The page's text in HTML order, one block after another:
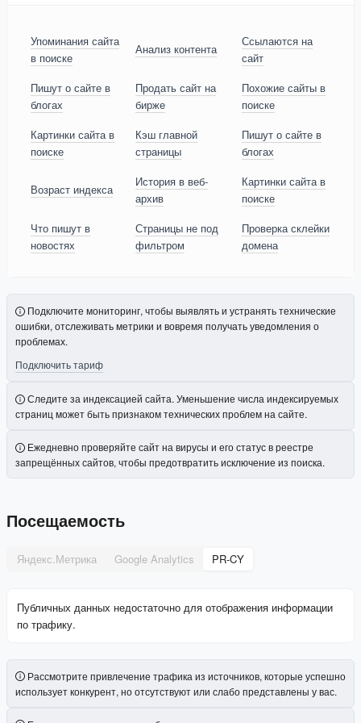
Упоминания сайта
в поиске
Анализ контента
Ссылаются на
сайт
Пишут о сайте в
блогах
Продать сайт на
бирже
Похожие сайты в
поиске
Картинки сайта в
поиске
Кэш главной
страницы
Пишут о сайте в
блогах
Возраст индекса
История в веб-
архив
Картинки сайта в
поиске
Что пишут в
новостях
Страницы не под
фильтром
Проверка склейки
домена
Подключите мониторинг, чтобы выявлять и устранять технические
ошибки, отслеживать метрики и вовремя получать уведомления о
проблемах.
Подключить тариф
Следите за индексацией сайта. Уменьшение числа индексируемых
страниц может быть признаком технических проблем на сайте.
Ежедневно проверяйте сайт на вирусы и его статус в реестре
запрещённых сайтов, чтобы предотвратить исключение из поиска.
Посещаемость
Яндекс.Метрика Google Analytics PR-CY
Публичных данных недостаточно для отображения информации
по трафику.
Рассмотрите привлечение трафика из источников, которые успешно
использует конкурент, но отсутствуют или слабо представлены у вас.